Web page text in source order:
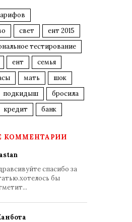
свет
ент 2015
тестирование
ент
семья
мать
шок
подкидыш
бросила
кредит банк
КОММЕНТАРИИ
спасибо за
бы